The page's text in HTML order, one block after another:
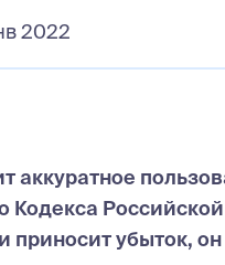
2022
аккуратное
Кодекса
убыток,